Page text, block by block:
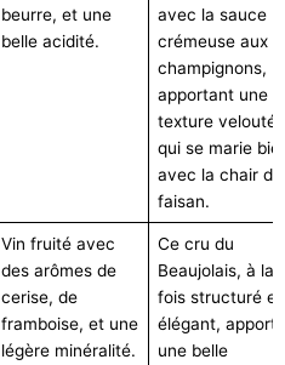
beurre, et une
belle acidité.
avec la sauce
crémeuse aux
champignons,
apportant une
texture veloutée
qui se marie
avec la chair du
faisan.
Vin fruité avec
des arômes de
cerise, de
framboise, et une
légère minéralité.
Ce cru du
Beaujolais, à la
fois structuré et
élégant, apporte
une belle